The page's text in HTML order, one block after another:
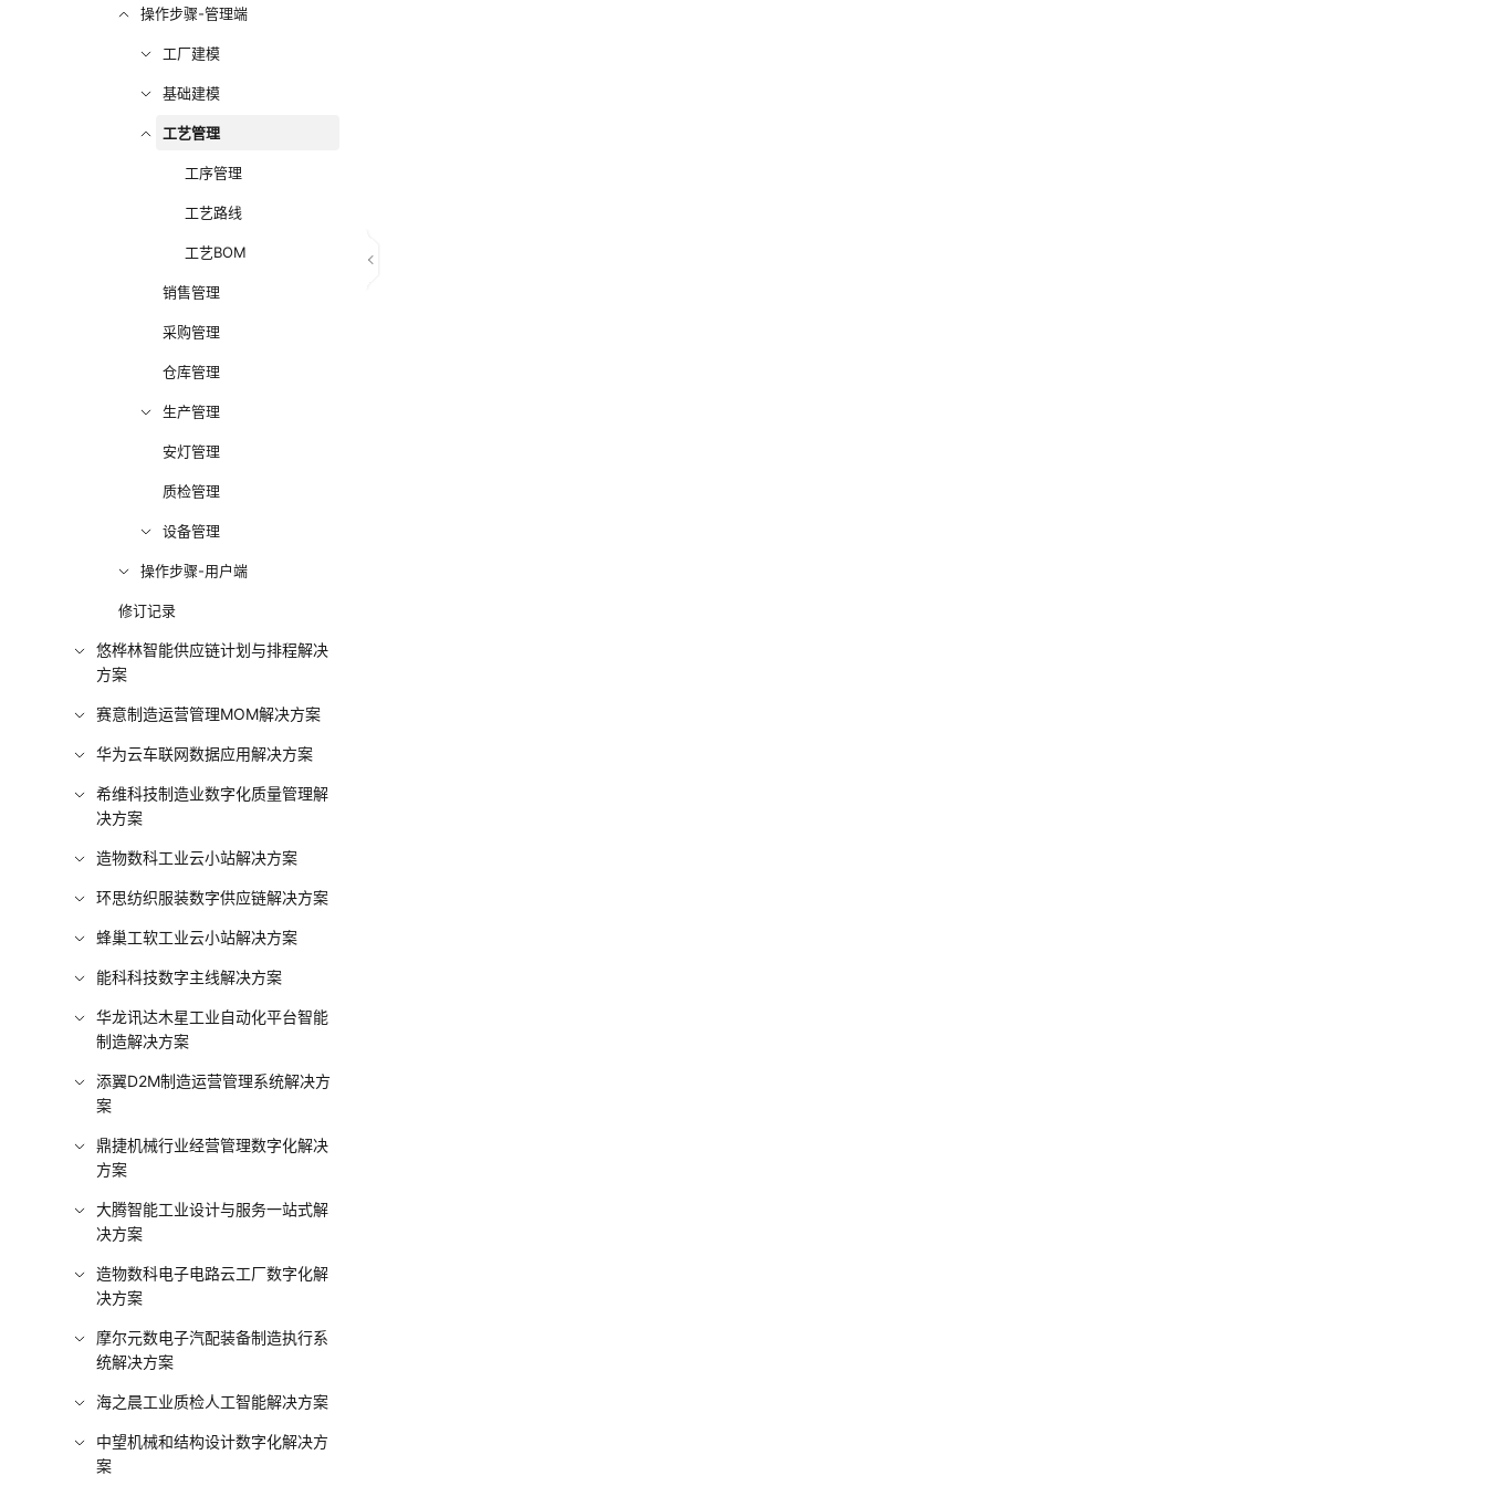
操作步骤-管理端
工厂建模
基础建模
工艺管理
工序管理
工艺路线
工艺BOM
销售管理
采购管理
仓库管理
生产管理
安灯管理
质检管理
设备管理
操作步骤-用户端
修订记录
悠桦林智能供应链计划与排程解决
方案
赛意制造运营管理MOM解决方案
华为云车联网数据应用解决方案
希维科技制造业数字化质量管理解
决方案
造物数科工业云小站解决方案
环思纺织服装数字供应链解决方案
蜂巢工软工业云小站解决方案
能科科技数字主线解决方案
华龙讯达木星工业自动化平台智能
制造解决方案
添翼D2M制造运营管理系统解决方
案
鼎捷机械行业经营管理数字化解决
方案
大腾智能工业设计与服务一站式解
决方案
造物数科电子电路云工厂数字化解
决方案
摩尔元数电子汽配装备制造执行系
统解决方案
海之晨工业质检人工智能解决方案
中望机械和结构设计数字化解决方
案